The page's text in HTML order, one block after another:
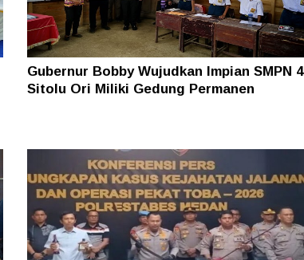
Gubernur Bobby Wujudkan Impian SMPN 4
Sitolu Ori Miliki Gedung Permanen